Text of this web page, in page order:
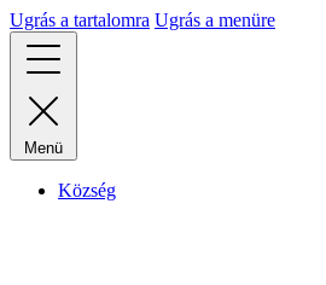
Ugrás a tartalomra Ugrás a menüre
Menü
Község